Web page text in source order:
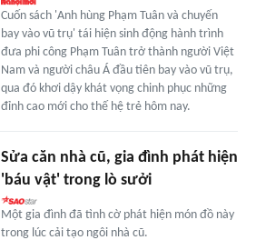
Cuốn sách 'Anh hùng Phạm Tuân và chuyến
bay vào vũ trụ' tái hiện sinh động hành trình
đưa phi công Phạm Tuân trở thành người Việt
Nam và người châu Á đầu tiên bay vào vũ trụ,
qua đó khơi dậy khát vọng chinh phục những
đỉnh cao mới cho thế hệ trẻ hôm nay.
Sửa căn nhà cũ, gia đình phát hiện
'báu vật' trong lò sưởi
Một gia đình đã tình cờ phát hiện món đồ này
trong lúc cải tạo ngôi nhà cũ.